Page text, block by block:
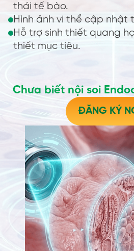
thái tế bào.
Hình ảnh vi thể cập nhật
Hỗ trợ sinh thiết quang
thiết mục tiêu.
Chưa biết nội soi
ĐĂNG KÝ